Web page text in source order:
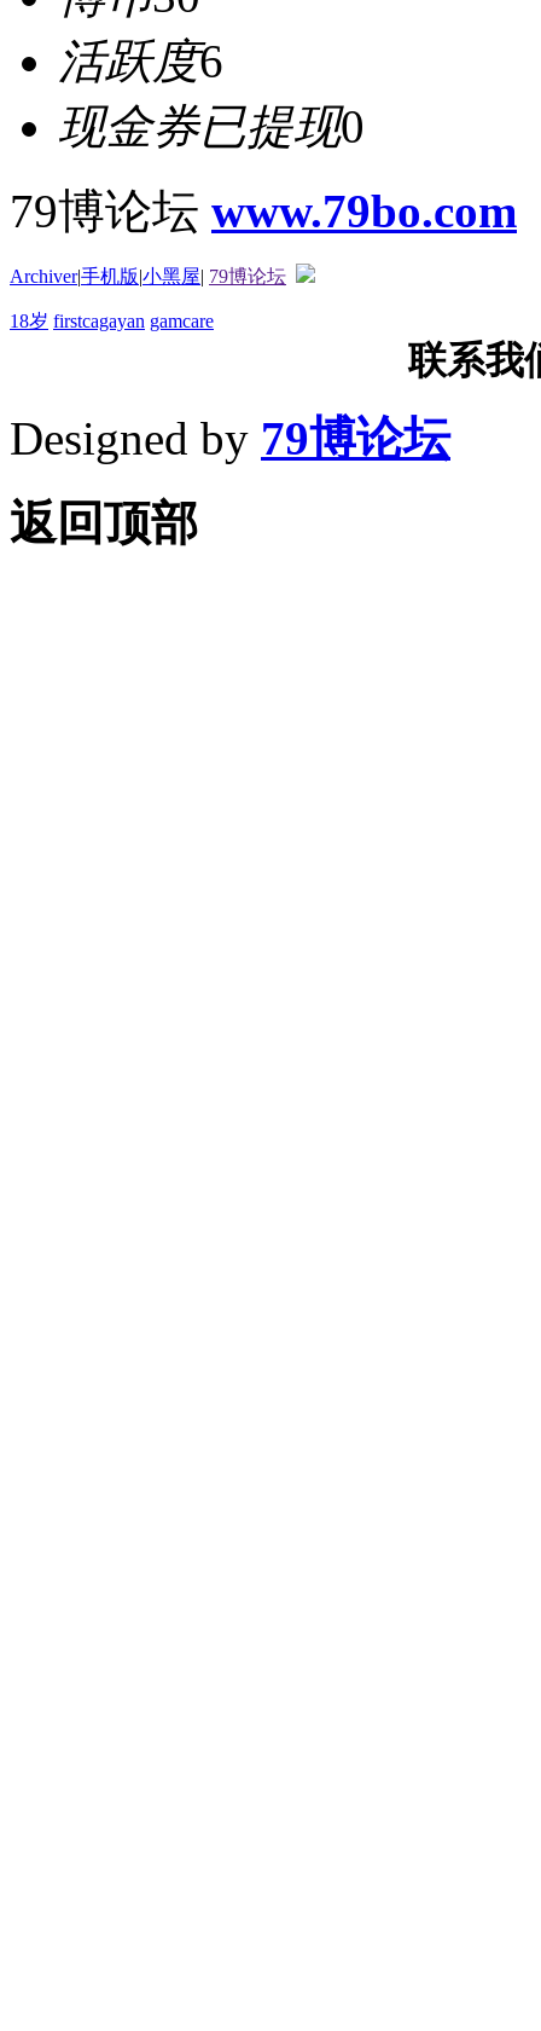
活跃度6
现金券已提现0
79博论坛 www.79bo.com
Archiver|手机版|小黑屋| 79博论坛
18岁 firstcagayan gamcare
联系我
Designed by 79博论坛
返回顶部